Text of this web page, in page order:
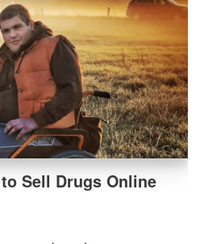
Sell Drugs Online